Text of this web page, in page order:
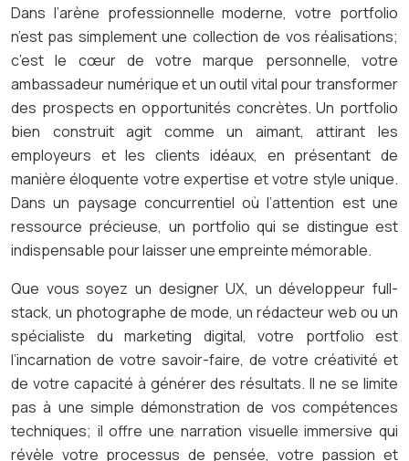
Dans l’arène professionnelle moderne, votre portfolio
n’est pas simplement une collection de vos réalisations;
c’est le cœur de votre marque personnelle, votre
ambassadeur numérique et un outil vital pour transformer
des prospects en opportunités concrètes. Un portfolio
bien construit agit comme un aimant, attirant les
employeurs et les clients idéaux, en présentant de
manière éloquente votre expertise et votre style unique.
Dans un paysage concurrentiel où l’attention est une
ressource précieuse, un portfolio qui se distingue est
indispensable pour laisser une empreinte mémorable.
Que vous soyez un designer UX, un développeur full-
stack, un photographe de mode, un rédacteur web ou un
spécialiste du marketing digital, votre portfolio est
l’incarnation de votre savoir-faire, de votre créativité et
de votre capacité à générer des résultats. Il ne se limite
pas à une simple démonstration de vos compétences
techniques; il offre une narration visuelle immersive qui
révèle votre processus de pensée, votre passion et